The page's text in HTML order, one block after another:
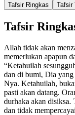
Tafsir Ringkas
Tafsir
Tafsir
Allah tidak akan
memerlukan apapun
“Ketahuilah
dan di bumi, Dia yang
Nya. Ketahuilah,
pasti akan datang.
durhaka akan disiksa.
dan tidak